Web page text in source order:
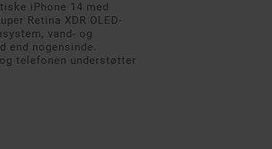
iPhone 14 med
Retina XDR OLED-
vand- og
end nogensinde.
telefonen understøtter